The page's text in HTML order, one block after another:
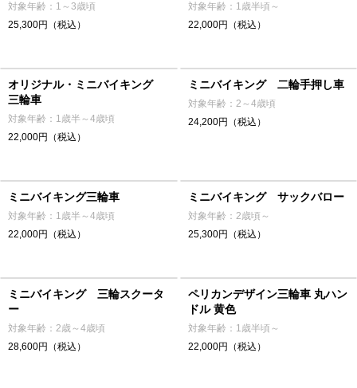
対象年齢：1～3歳頃
25,300円（税込）
対象年齢：1歳半頃～
22,000円（税込）
オリジナル・ミニバイキング
三輪車
対象年齢：1歳半～4歳頃
22,000円（税込）
ミニバイキング 二輪手押し車
対象年齢：2～4歳頃
24,200円（税込）
ミニバイキング三輪車
対象年齢：1歳半～4歳頃
22,000円（税込）
ミニバイキング サックバロー
対象年齢：2歳頃～
25,300円（税込）
ミニバイキング 三輪スクータ
ー
対象年齢：2歳～4歳頃
28,600円（税込）
ペリカンデザイン三輪車 丸ハン
ドル 黄色
対象年齢：1歳半頃～
22,000円（税込）